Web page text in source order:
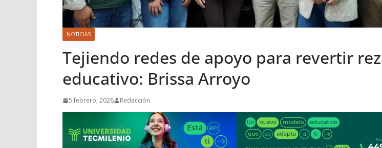
NOTICIAS
Tejiendo redes de apoyo para revertir
educativo: Brissa Arroyo
5 febrero, 2026 Redacción